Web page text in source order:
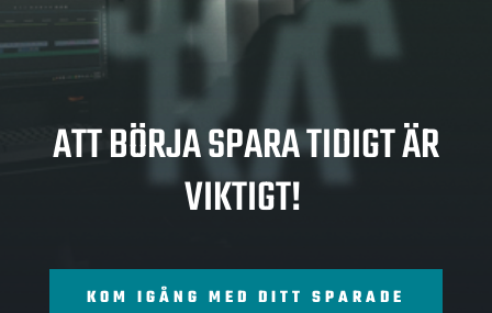
RA
ATT BÖRJA SPARA TIDIGT ÄR
VIKTIGT!
KOM IGÅNG MED DITT SPARADE